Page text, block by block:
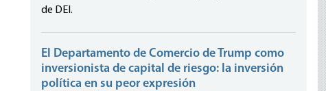
de DEI.
El Departamento de Comercio de Trump como
inversionista de capital de riesgo: la inversión
política en su peor expresión